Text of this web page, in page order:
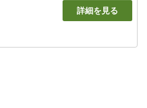
詳細を見る